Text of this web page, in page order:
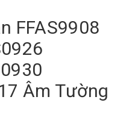
FFAS9908
Âm Tường